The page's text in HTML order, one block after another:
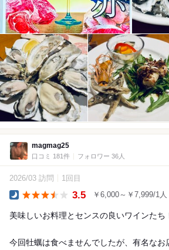
magmag25
口コミ 181件 フォロワー 36人
2026/03 訪問 1回目
3.5 ￥6,000～￥7,999/1人
美味しいお料理とセンスの良いワインたち
今回牡蠣は食べませんでしたが、有名なお